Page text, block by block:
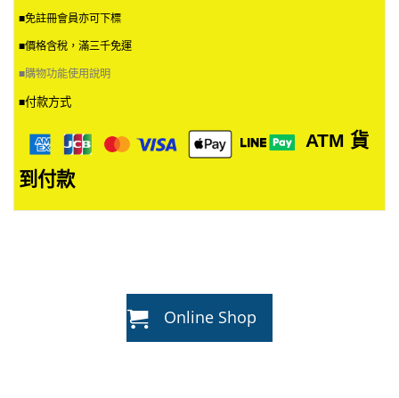
■免註冊會員亦可下標
■價格含稅，滿三千免運
■購物功能使用說明
■付款方式
ATM 貨
到付款
Online Shop